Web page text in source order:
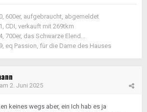
600er, aufgebraucht, abgemeldet
CDI, verkauft mit 269tkm
700er, das Schwarze Elend...
eq Passion, für die Dame des Hauses
2. Juni 2025
keines wegs aber, ein Ich hab es ja